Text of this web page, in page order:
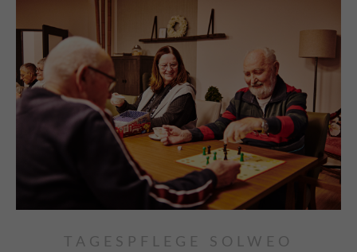
TAGESPFLEGE SOLWEO